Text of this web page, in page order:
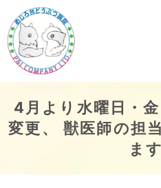
4月より水曜日・
変更、 獣医師の担
ます